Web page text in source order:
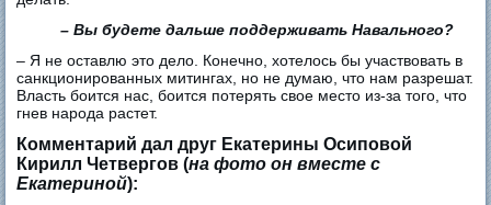
– ​Вы будете дальше поддерживать Навального?
– ​Я не оставлю это дело. Конечно, хотелось бы участвовать в
санкционированных митингах, но не думаю, что нам разрешат.
Власть боится нас, боится потерять свое место из-за того, что
гнев народа растет.
Комментарий дал друг Екатерины Осиповой
Кирилл Четвергов (на фото он вместе с
Екатериной):